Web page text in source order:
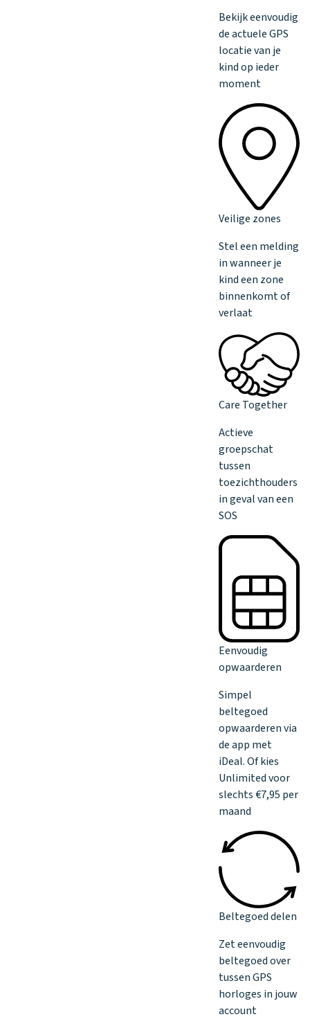
Bekijk eenvoudig
de actuele GPS
locatie van je
kind op ieder
moment
Veilige zones
Stel een melding
in wanneer je
kind een zone
binnenkomt of
verlaat
Care Together
Actieve
groepschat
tussen
toezichthouders
in geval van een
SOS
Eenvoudig
opwaarderen
Simpel
beltegoed
opwaarderen via
de app met
iDeal. Of kies
Unlimited voor
slechts €7,95 per
maand
Beltegoed delen
Zet eenvoudig
beltegoed over
tussen GPS
horloges in jouw
account